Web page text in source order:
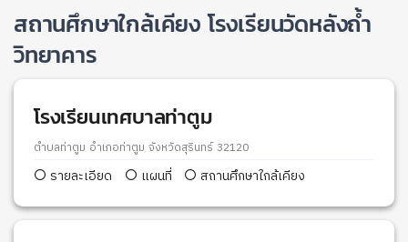
สถานศึกษาใกล้เคียง โรงเรียนวัดหลังถ้ำ
วิทยาคาร
โรงเรียนเทศบาลท่าตูม
ตำบลท่าตูม อำเภอท่าตูม จังหวัดสุรินทร์ 32120
รายละเอียด แผนที่ สถานศึกษาใกล้เคียง